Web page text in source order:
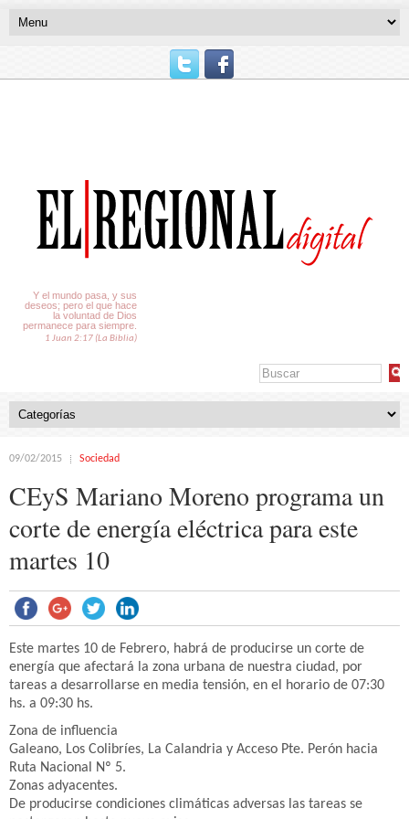
Y el mundo pasa, y sus
deseos; pero el que hace
la voluntad de Dios
permanece para siempre.
1 Juan 2:17 (La Biblia)
09/02/2015 Sociedad
CEyS Mariano Moreno programa un
corte de energía eléctrica para este
martes 10
Este martes 10 de Febrero, habrá de producirse un corte de
energía que afectará la zona urbana de nuestra ciudad, por
tareas a desarrollarse en media tensión, en el horario de 07:30
hs. a 09:30 hs.
Zona de influencia
Galeano, Los Colibríes, La Calandria y Acceso Pte. Perón hacia
Ruta Nacional Nº 5.
Zonas adyacentes.
De producirse condiciones climáticas adversas las tareas se